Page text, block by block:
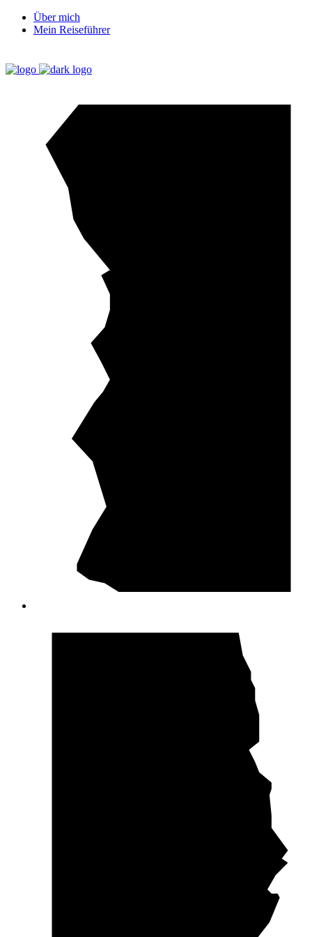
Über mich
Mein Reiseführer